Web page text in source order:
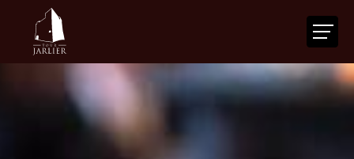
LA TOUR
VOTRE ÉVÉNEMENT